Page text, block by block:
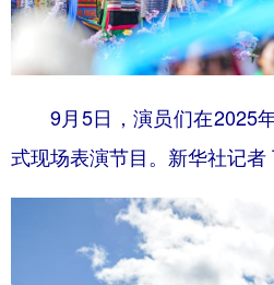
9月5日，演员们在2025
式现场表演节目。新华社记者